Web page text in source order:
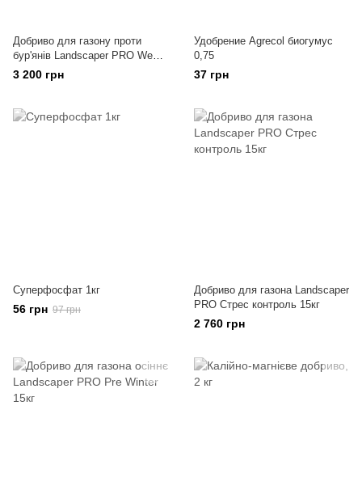
Добриво для газону проти
бур'янів Landscaper PRO Weed
control 15кг
3 200 грн
Удобрение Agrecol биогумус
0,75
37 грн
Суперфосфат 1кг
56 грн 97 грн
Добриво для газона Landscaper
PRO Стрес контроль 15кг
2 760 грн